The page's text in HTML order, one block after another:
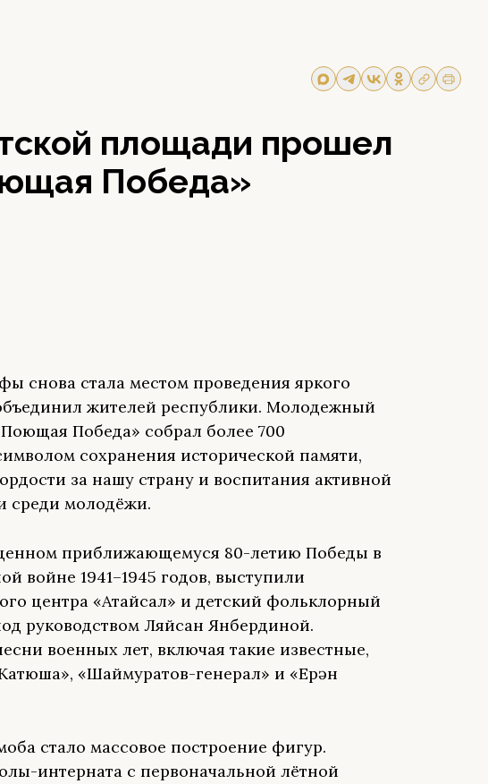
площади прошел
Победа»
снова стала местом проведения яркого
жителей республики. Молодежный
Победа» собрал более 700
сохранения исторической памяти,
за нашу страну и воспитания активной
среди молодёжи.
приближающемуся 80-летию Победы в
войне 1941–1945 годов, выступили
центра «Атайсал» и детский фольклорный
руководством Ляйсан Янбердиной.
военных лет, включая такие известные,
«Шаймуратов-генерал» и «Ерҙән
стало массовое построение фигур.
интерната с первоначальной лётной